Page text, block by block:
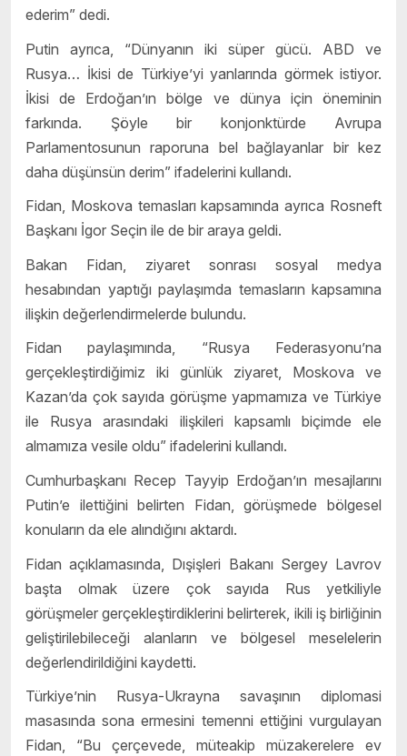
ederim” dedi.
Putin ayrıca, “Dünyanın iki süper gücü. ABD ve
Rusya… İkisi de Türkiye’yi yanlarında görmek istiyor.
İkisi de Erdoğan’ın bölge ve dünya için öneminin
farkında. Şöyle bir konjonktürde Avrupa
Parlamentosunun raporuna bel bağlayanlar bir kez
daha düşünsün derim” ifadelerini kullandı.
Fidan, Moskova temasları kapsamında ayrıca Rosneft
Başkanı İgor Seçin ile de bir araya geldi.
Bakan Fidan, ziyaret sonrası sosyal medya
hesabından yaptığı paylaşımda temasların kapsamına
ilişkin değerlendirmelerde bulundu.
Fidan paylaşımında, “Rusya Federasyonu’na
gerçekleştirdiğimiz iki günlük ziyaret, Moskova ve
Kazan’da çok sayıda görüşme yapmamıza ve Türkiye
ile Rusya arasındaki ilişkileri kapsamlı biçimde ele
almamıza vesile oldu” ifadelerini kullandı.
Cumhurbaşkanı Recep Tayyip Erdoğan’ın mesajlarını
Putin’e ilettiğini belirten Fidan, görüşmede bölgesel
konuların da ele alındığını aktardı.
Fidan açıklamasında, Dışişleri Bakanı Sergey Lavrov
başta olmak üzere çok sayıda Rus yetkiliyle
görüşmeler gerçekleştirdiklerini belirterek, ikili iş birliğinin
geliştirilebileceği alanların ve bölgesel meselelerin
değerlendirildiğini kaydetti.
Türkiye’nin Rusya-Ukrayna savaşının diplomasi
masasında sona ermesini temenni ettiğini vurgulayan
Fidan, “Bu çerçevede, müteakip müzakerelere ev